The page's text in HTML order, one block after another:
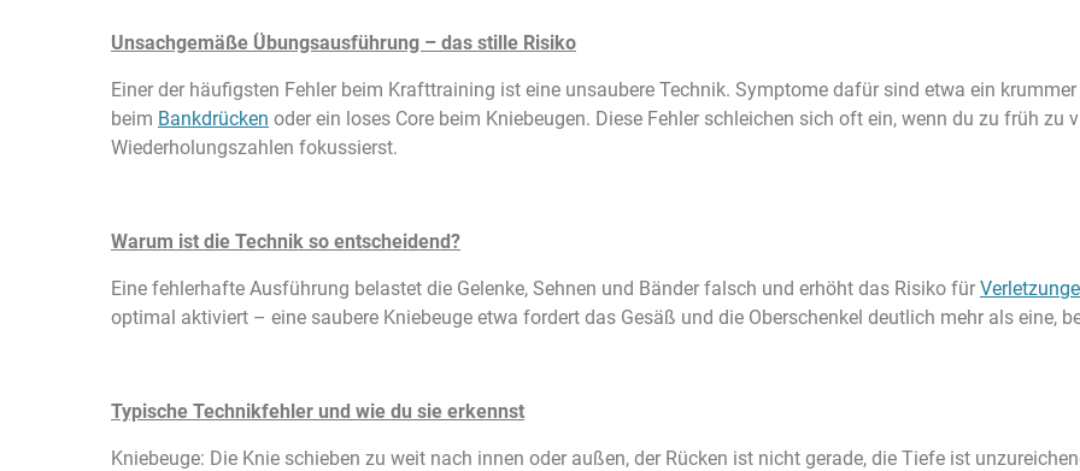
Unsachgemäße Übungsausführung – das stille Risiko
Einer der häufigsten Fehler beim Krafttraining ist eine unsaubere Technik. Symptome dafür sind etwa ein
beim Bankdrücken oder ein loses Core beim Kniebeugen. Diese Fehler schleichen sich oft ein, wenn du zu früh zu
Wiederholungszahlen fokussierst.
Warum ist die Technik so entscheidend?
Eine fehlerhafte Ausführung belastet die Gelenke, Sehnen und Bänder falsch und erhöht das Risiko für
optimal aktiviert – eine saubere Kniebeuge etwa fordert das Gesäß und die Oberschenkel deutlich mehr als eine,
Typische Technikfehler und wie du sie erkennst
Kniebeuge: Die Knie schieben zu weit nach innen oder außen, der Rücken ist nicht gerade, die Tiefe ist